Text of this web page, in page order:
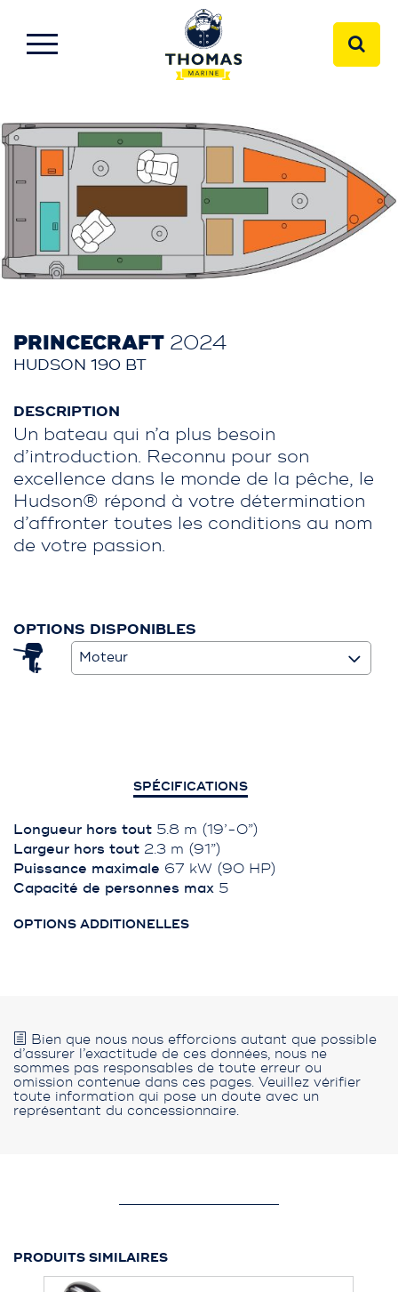
PRINCECRAFT 2024
HUDSON 190 BT
DESCRIPTION
Un bateau qui n’a plus besoin
d’introduction. Reconnu pour son
excellence dans le monde de la pêche, le
Hudson® répond à votre détermination
d’affronter toutes les conditions au nom
de votre passion.
OPTIONS DISPONIBLES
Moteur
SPÉCIFICATIONS
Longueur hors tout 5.8 m (19’-0”)
Largeur hors tout 2.3 m (91”)
Puissance maximale 67 kW (90 HP)
Capacité de personnes max 5
OPTIONS ADDITIONELLES
Bien que nous nous efforcions autant que possible
d’assurer l’exactitude de ces données, nous ne
sommes pas responsables de toute erreur ou
omission contenue dans ces pages. Veuillez vérifier
toute information qui pose un doute avec un
représentant du concessionnaire.
PRODUITS SIMILAIRES